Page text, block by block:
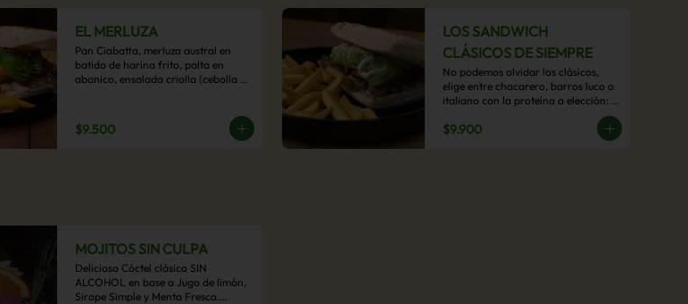
EL MERLUZA
Pan Ciabatta, merluza austral en
batido de harina frito, palta en
abanico, ensalada criolla (cebolla
de papas fritas.
$9.500
LOS SANDWICH
CLÁSICOS DE SIEMPRE
No podemos olvidar los clásicos,
elige entre chacarero, barros luco o
italiano con la proteína a elección:
mechada, pollo o hamburguesa con
acompañamiento de papas fritas.
$9.900
MOJITOS SIN CULPA
Delicioso Cóctel clásico SIN
ALCOHOL en base a Jugo de limón,
Sirope Simple y Menta Fresca.